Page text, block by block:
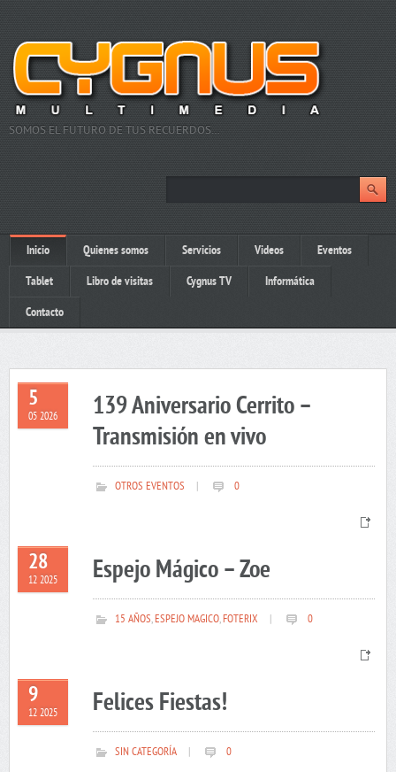
SOMOS EL FUTURO DE TUS RECUERDOS…
Inicio Quienes somos Servicios Videos Eventos
Tablet Libro de visitas Cygnus TV Informática
Contacto
5
05 2026
139 Aniversario Cerrito –
Transmisión en vivo
OTROS EVENTOS 0
28
12 2025 Espejo Mágico – Zoe
15 AÑOS,ESPEJO MAGICO,FOTERIX 0
9
12 2025 Felices Fiestas!
SIN CATEGORÍA 0